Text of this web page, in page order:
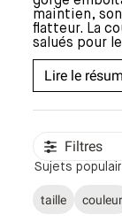
maintien,
flatteur. La
salués pour
Lire le
Filtres
Sujets
taille couleur